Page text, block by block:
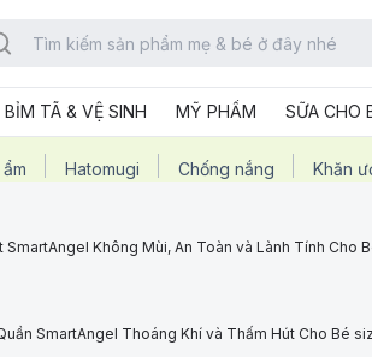
BỈM TÃ & VỆ SINH MỸ PHẨM SỮA CHO
Hatomugi Chống nắng Khăn
SmartAngel Không Mùi, An Toàn và Lành Tính Cho
SmartAngel Thoáng Khí và Thấm Hút Cho Bé